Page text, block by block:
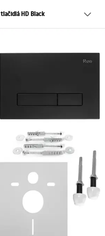
HD Black